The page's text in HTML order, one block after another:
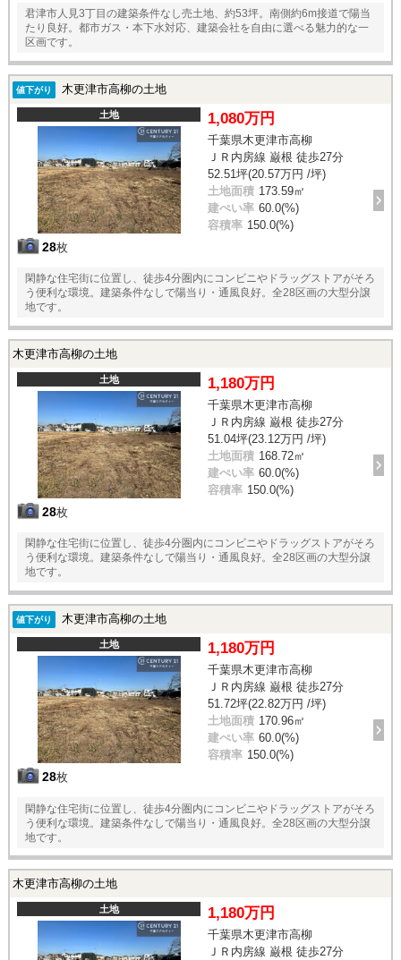
君津市人見3丁目の建築条件なし売土地、約53坪。南側約6m接道で陽当
たり良好。都市ガス・本下水対応、建築会社を自由に選べる魅力的な一
区画です。
値下がり 木更津市高柳の土地
土地
28枚
1,080万円
千葉県木更津市高柳
ＪＲ内房線 巌根 徒歩27分
52.51坪(20.57万円 /坪)
土地面積 173.59㎡
建ぺい率 60.0(%)
容積率 150.0(%)
閑静な住宅街に位置し、徒歩4分圏内にコンビニやドラッグストアがそろ
う便利な環境。建築条件なしで陽当り・通風良好。全28区画の大型分譲
地です。
木更津市高柳の土地
土地
28枚
1,180万円
千葉県木更津市高柳
ＪＲ内房線 巌根 徒歩27分
51.04坪(23.12万円 /坪)
土地面積 168.72㎡
建ぺい率 60.0(%)
容積率 150.0(%)
閑静な住宅街に位置し、徒歩4分圏内にコンビニやドラッグストアがそろ
う便利な環境。建築条件なしで陽当り・通風良好。全28区画の大型分譲
地です。
値下がり 木更津市高柳の土地
土地
28枚
1,180万円
千葉県木更津市高柳
ＪＲ内房線 巌根 徒歩27分
51.72坪(22.82万円 /坪)
土地面積 170.96㎡
建ぺい率 60.0(%)
容積率 150.0(%)
閑静な住宅街に位置し、徒歩4分圏内にコンビニやドラッグストアがそろ
う便利な環境。建築条件なしで陽当り・通風良好。全28区画の大型分譲
地です。
木更津市高柳の土地
土地 1,180万円
千葉県木更津市高柳
ＪＲ内房線 巌根 徒歩27分